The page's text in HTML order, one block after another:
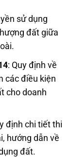
sử dụng
đất giữa
: Quy định về
các điều kiện
cho doanh
định chi tiết thi
hướng dẫn về
đất.